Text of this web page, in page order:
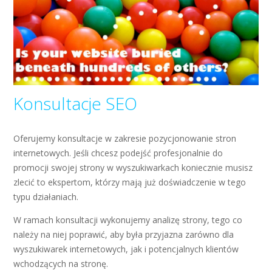
Konsultacje SEO
Oferujemy konsultacje w zakresie pozycjonowanie stron
internetowych. Jeśli chcesz podejść profesjonalnie do
promocji swojej strony w wyszukiwarkach koniecznie musisz
zlecić to ekspertom, którzy mają już doświadczenie w tego
typu działaniach.
W ramach konsultacji wykonujemy analizę strony, tego co
należy na niej poprawić, aby była przyjazna zarówno dla
wyszukiwarek internetowych, jak i potencjalnych klientów
wchodzących na stronę.